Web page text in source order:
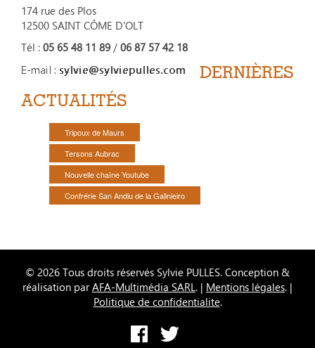
174 rue des Plos
12500 SAINT CÔME D'OLT
Tél : 05 65 48 11 89 / 06 87 57 42 18
DERNIÈRES
ACTUALITÉS
Tripoux de Maurs
Tersons Aubrac
Nouvelle chaîne Youtube
Confrérie San Andiu de la Galinieiro
© 2026 Tous droits réservés Sylvie PULLES. Conception &
réalisation parAFA-Multimédia SARL. | Mentions légales. |
Politique de confidentialite.